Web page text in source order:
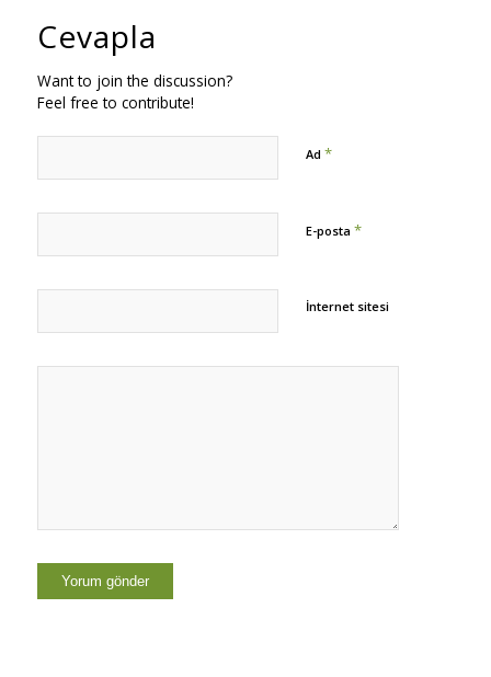
Cevapla
Want to join the discussion?
Feel free to contribute!
Ad *
E-posta *
İnternet sitesi